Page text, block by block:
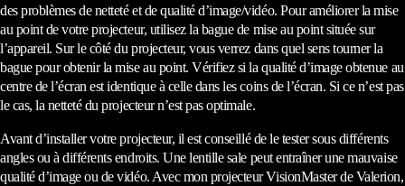
des problèmes de netteté et de qualité d’image/vidéo. Pour améliorer la mise
au point de votre projecteur, utilisez la bague de mise au point située sur
l’appareil. Sur le côté du projecteur, vous verrez dans quel sens tourner la
bague pour obtenir la mise au point. Vérifiez si la qualité d’image obtenue au
centre de l’écran est identique à celle dans les coins de l’écran. Si ce n’est pas
le cas, la netteté du projecteur n’est pas optimale.
Avant d’installer votre projecteur, il est conseillé de le tester sous différents
angles ou à différents endroits. Une lentille sale peut entraîner une mauvaise
qualité d’image ou de vidéo. Avec mon projecteur VisionMaster de Valerion,